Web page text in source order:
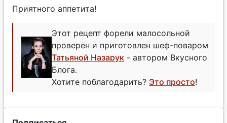
Приятного аппетита!
Этот рецепт форели малосольной
проверен и приготовлен шеф-поваром
Татьяной Назарук - автором Вкусного
Блога.
Хотите поблагодарить? Это просто!